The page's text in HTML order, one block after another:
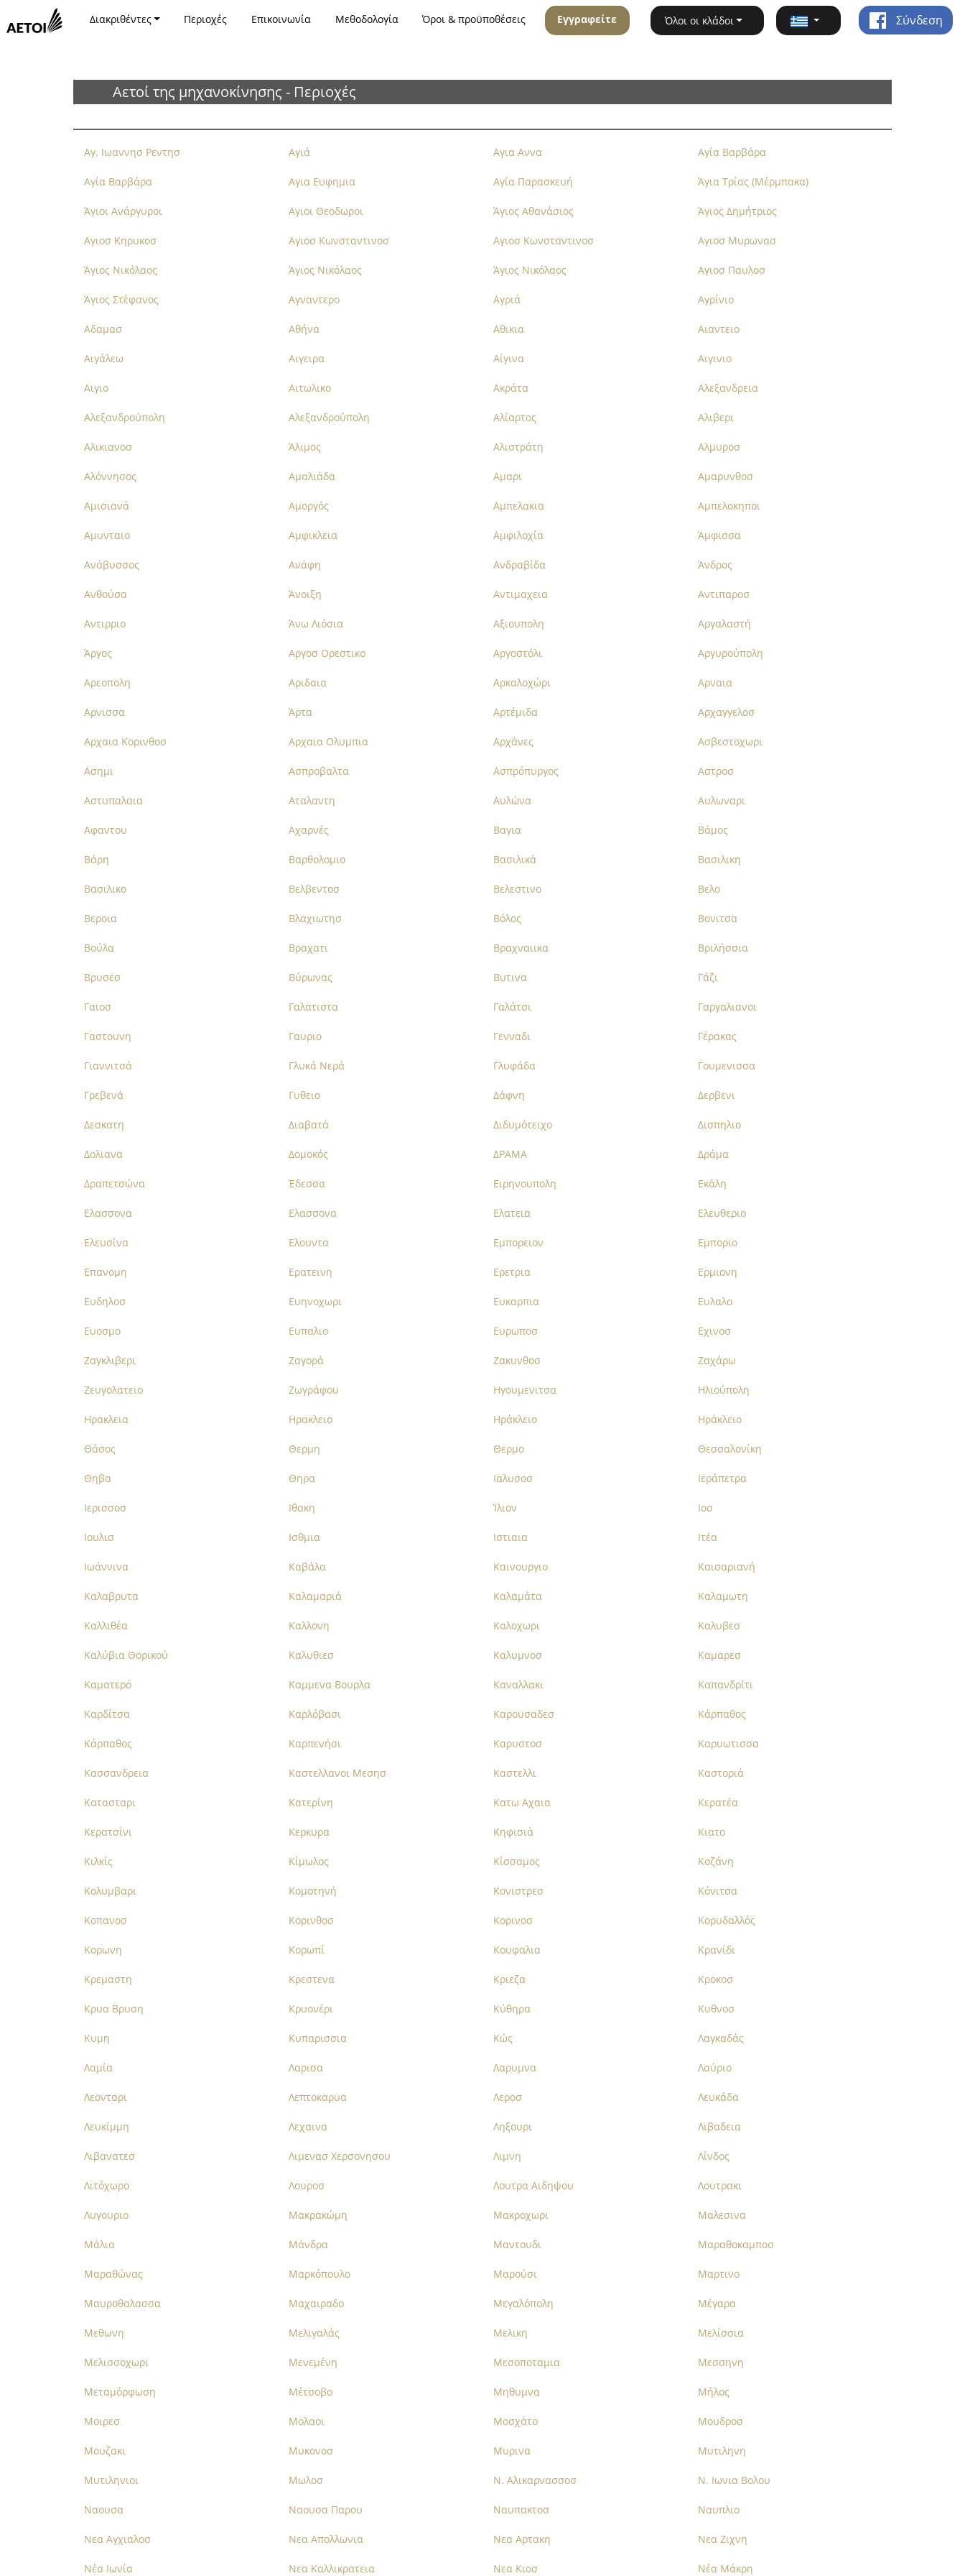
Διακριθέντες Περιοχές Επικοινωνία Μεθοδολογία Όροι & προϋποθέσεις Εγγραφείτε Όλοι οι κλάδοι Σύνδεση
Αετοί της μηχανοκίνησης - Περιοχές
Αγ. Ιωαννησ Ρεντησ Αγιά Αγια Αννα Αγία Βαρβάρα
Αγία Βαρβάρα Αγια Ευφημια Αγία Παρασκευή Άγια Τρίας (Μέρμπακα)
Άγιοι Ανάργυροι Αγιοι Θεοδωροι Άγιος Αθανάσιος Άγιος Δημήτριος
Αγιοσ Κηρυκοσ Αγιοσ Κωνσταντινοσ Αγιοσ Κωνσταντινοσ Αγιοσ Μυρωνασ
Άγιος Νικόλαος Άγιος Νικόλαος Άγιος Νικόλαος Αγιοσ Παυλοσ
Άγιος Στέφανος Αγναντερο Αγριά Αγρίνιο
Αδαμασ Αθήνα Αθικια Αιαντειο
Αιγάλεω Αιγειρα Αίγινα Αιγινιο
Αιγιο Αιτωλικο Ακράτα Αλεξανδρεια
Αλεξανδρούπολη Αλεξανδρούπολη Αλίαρτος Αλιβερι
Αλικιανοσ Άλιμος Αλιστράτη Αλμυροσ
Αλόννησος Αμαλιάδα Αμαρι Αμαρυνθοσ
Αμισιανά Αμοργός Αμπελακια Αμπελοκηποι
Αμυνταιο Αμφικλεια Αμφιλοχία Άμφισσα
Ανάβυσσος Ανάφη Ανδραβίδα Άνδρος
Ανθούσα Άνοιξη Αντιμαχεια Αντιπαροσ
Αντιρριο Άνω Λιόσια Αξιουπολη Αργαλαστή
Άργος Αργοσ Ορεστικο Αργοστόλι Αργυρούπολη
Αρεοπολη Αριδαια Αρκαλοχώρι Αρναια
Αρνισσα Άρτα Αρτέμιδα Αρχαγγελοσ
Αρχαια Κορινθοσ Αρχαια Ολυμπια Αρχάνες Ασβεστοχωρι
Ασημι Ασπροβαλτα Ασπρόπυργος Αστροσ
Αστυπαλαια Αταλαντη Αυλώνα Αυλωναρι
Αφαντου Αχαρνές Βαγια Βάμος
Βάρη Βαρθολομιο Βασιλικά Βασιλικη
Βασιλικο Βελβεντοσ Βελεστινο Βελο
Βεροια Βλαχιωτησ Βόλος Βονιτσα
Βούλα Βραχατι Βραχναιικα Βριλήσσια
Βρυσεσ Βύρωνας Βυτινα Γάζι
Γαιοσ Γαλατιστα Γαλάτσι Γαργαλιανοι
Γαστουνη Γαυριο Γενναδι Γέρακας
Γιαννιτσά Γλυκά Νερά Γλυφάδα Γουμενισσα
Γρεβενά Γυθειο Δάφνη Δερβενι
Δεσκατη Διαβατά Διδυμότειχο Δισπηλιο
Δολιανα Δομοκός ΔΡΑΜΑ Δράμα
Δραπετσώνα Έδεσσα Ειρηνουπολη Εκάλη
Ελασσονα Ελασσονα Ελατεια Ελευθεριο
Ελευσίνα Ελουντα Εμπορειον Εμποριο
Επανομη Ερατεινη Ερετρια Ερμιονη
Ευδηλοσ Ευηνοχωρι Ευκαρπια Ευλαλο
Ευοσμο Ευπαλιο Ευρωποσ Εχινοσ
Ζαγκλιβερι Ζαγορά Ζακυνθοσ Ζαχάρω
Ζευγολατειο Ζωγράφου Ηγουμενιτσα Ηλιούπολη
Ηρακλεια Ηρακλειο Ηράκλειο Ηράκλειο
Θάσος Θερμη Θερμο Θεσσαλονίκη
Θηβα Θηρα Ιαλυσοσ Ιεράπετρα
Ιερισσοσ Ιθακη Ίλιον Ιοσ
Ιουλισ Ισθμια Ιστιαια Ιτέα
Ιωάννινα Καβάλα Καινουργιο Καισαριανή
Καλαβρυτα Καλαμαριά Καλαμάτα Καλαμωτη
Καλλιθέα Καλλονη Καλοχωρι Καλυβεσ
Καλύβια Θορικού Καλυθιεσ Καλυμνοσ Καμαρεσ
Καματερό Καμμενα Βουρλα Καναλλακι Καπανδρίτι
Καρδίτσα Καρλόβασι Καρουσαδεσ Κάρπαθος
Κάρπαθος Καρπενήσι Καρυστοσ Καρυωτισσα
Κασσανδρεια Καστελλανοι Μεσησ Καστελλι Καστοριά
Κατασταρι Κατερίνη Κατω Αχαια Κερατέα
Κερατσίνι Κερκυρα Κηφισιά Κιατο
Κιλκίς Κίμωλος Κίσσαμος Κοζάνη
Κολυμβαρι Κομοτηνή Κονιστρεσ Κόνιτσα
Κοπανοσ Κορινθοσ Κορινοσ Κορυδαλλός
Κορωνη Κορωπί Κουφαλια Κρανίδι
Κρεμαστη Κρεστενα Κριεζα Κροκοσ
Κρυα Βρυση Κρυονέρι Κύθηρα Κυθνοσ
Κυμη Κυπαρισσια Κώς Λαγκαδάς
Λαμία Λαρισα Λαρυμνα Λαύριο
Λεονταρι Λεπτοκαρυα Λεροσ Λευκάδα
Λευκίμμη Λεχαινα Ληξουρι Λιβαδεια
Λιβανατεσ Λιμενασ Χερσονησου Λιμνη Λίνδος
Λιτόχωρο Λουροσ Λουτρα Αιδηψου Λουτρακι
Λυγουριο Μακρακώμη Μακροχωρι Μαλεσινα
Μάλια Μάνδρα Μαντουδι Μαραθοκαμποσ
Μαραθώνας Μαρκόπουλο Μαρούσι Μαρτινο
Μαυροθαλασσα Μαχαιραδο Μεγαλόπολη Μέγαρα
Μεθωνη Μελιγαλάς Μελικη Μελίσσια
Μελισσοχωρι Μενεμένη Μεσοποταμια Μεσσηνη
Μεταμόρφωση Μέτσοβο Μηθυμνα Μήλος
Μοιρεσ Μολαοι Μοσχάτο Μουδροσ
Μουζακι Μυκονοσ Μυρινα Μυτιληνη
Μυτιληνιοι Μωλοσ Ν. Αλικαρνασσοσ Ν. Ιωνια Βολου
Ναουσα Ναουσα Παρου Ναυπακτοσ Ναυπλιο
Νεα Αγχιαλοσ Νεα Απολλωνια Νεα Αρτακη Νεα Ζιχνη
Νέα Ιωνία Νεα Καλλικρατεια Νεα Κιοσ Νέα Μάκρη